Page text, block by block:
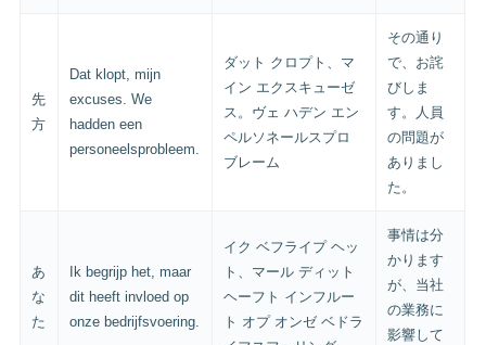
先
方
Dat klopt, mijn
excuses. We
hadden een
personeelsprobleem.
ダット クロプト、マ
イン エクスキューゼ
ス。ヴェ ハデン エン
ペルソネールスプロ
ブレーム
その通り
で、お詫
びしま
す。人員
の問題が
ありまし
た。
あ
な
た
Ik begrijp het, maar
dit heeft invloed op
onze bedrijfsvoering.
イク ベフライプ ヘッ
ト、マール ディット
ヘーフト インフルー
ト オプ オンゼ ベドラ
事情は分
かります
が、当社
の業務に
影響して